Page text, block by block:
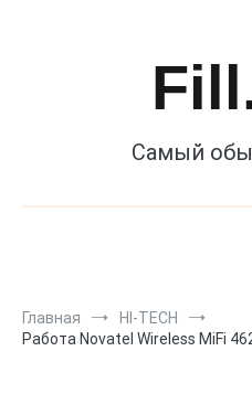
Самый
Главная
HI-TECH
Работа Novatel Wireless MiFi